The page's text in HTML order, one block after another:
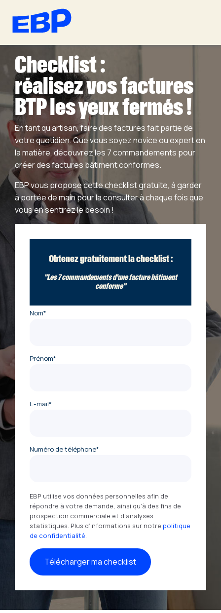
Checklist :
réalisez vos factures
BTP les yeux fermés !
En tant qu’artisan, faire des factures fait partie de
votre quotidien. Que vous soyez novice ou expert en
la matière, découvrez les 7 commandements pour
créer des factures bâtiment conformes.
EBP vous propose cette checklist gratuite, à garder
à portée de main pour la consulter à chaque fois que
vous en sentirez le besoin !
Obtenez gratuitement la checklist :
"Les 7 commandements d'une facture bâtiment
conforme"
Nom*
Prénom*
E-mail*
Numéro de téléphone*
EBP utilise vos données personnelles afin de
répondre à votre demande, ainsi qu’à des fins de
prospection commerciale et d’analyses
statistiques. Plus d’informations sur notre politique
de confidentialité.